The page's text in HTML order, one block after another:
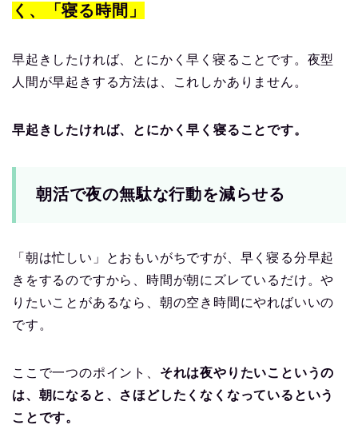
く、「寝る時間」
早起きしたければ、とにかく早く寝ることです。夜型
人間が早起きする方法は、これしかありません。
早起きしたければ、とにかく早く寝ることです。
朝活で夜の無駄な行動を減らせる
「朝は忙しい」とおもいがちですが、早く寝る分早起
きをするのですから、時間が朝にズレているだけ。や
りたいことがあるなら、朝の空き時間にやればいいの
です。
ここで一つのポイント、 それは夜やりたいこというの
は、朝になると、さほどしたくなくなっているという
ことです。